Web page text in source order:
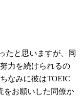
たと思いますが、同
力を続けられるの
なみに彼はTOEIC
をお願いした同僚か